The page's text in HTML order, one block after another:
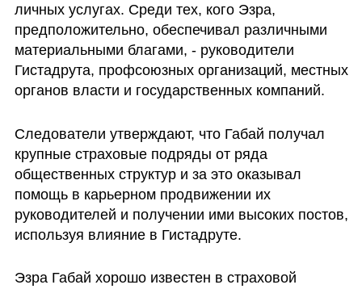
личных услугах. Среди тех, кого Эзра,
предположительно, обеспечивал различными
материальными благами, - руководители
Гистадрута, профсоюзных организаций, местных
органов власти и государственных компаний.
Следователи утверждают, что Габай получал
крупные страховые подряды от ряда
общественных структур и за это оказывал
помощь в карьерном продвижении их
руководителей и получении ими высоких постов,
используя влияние в Гистадруте.
Эзра Габай хорошо известен в страховой